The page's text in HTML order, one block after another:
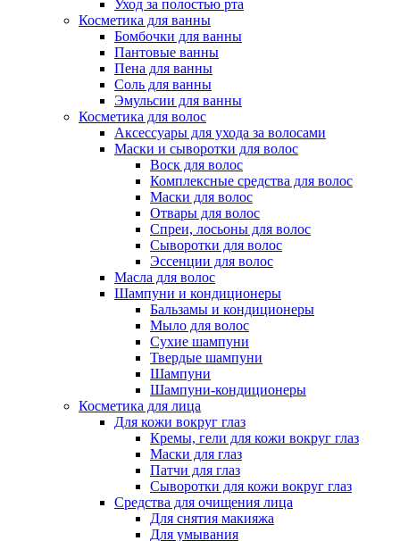
Уход за полостью рта
Косметика для ванны
Бомбочки для ванны
Пантовые ванны
Пена для ванны
Соль для ванны
Эмульсии для ванны
Косметика для волос
Аксессуары для ухода за волосами
Маски и сыворотки для волос
Воск для волос
Комплексные средства для волос
Маски для волос
Отвары для волос
Спреи, лосьоны для волос
Сыворотки для волос
Эссенции для волос
Масла для волос
Шампуни и кондиционеры
Бальзамы и кондиционеры
Мыло для волос
Сухие шампуни
Твердые шампуни
Шампуни
Шампуни-кондиционеры
Косметика для лица
Для кожи вокруг глаз
Кремы, гели для кожи вокруг глаз
Маски для глаз
Патчи для глаз
Сыворотки для кожи вокруг глаз
Средства для очищения лица
Для снятия макияжа
Для умывания